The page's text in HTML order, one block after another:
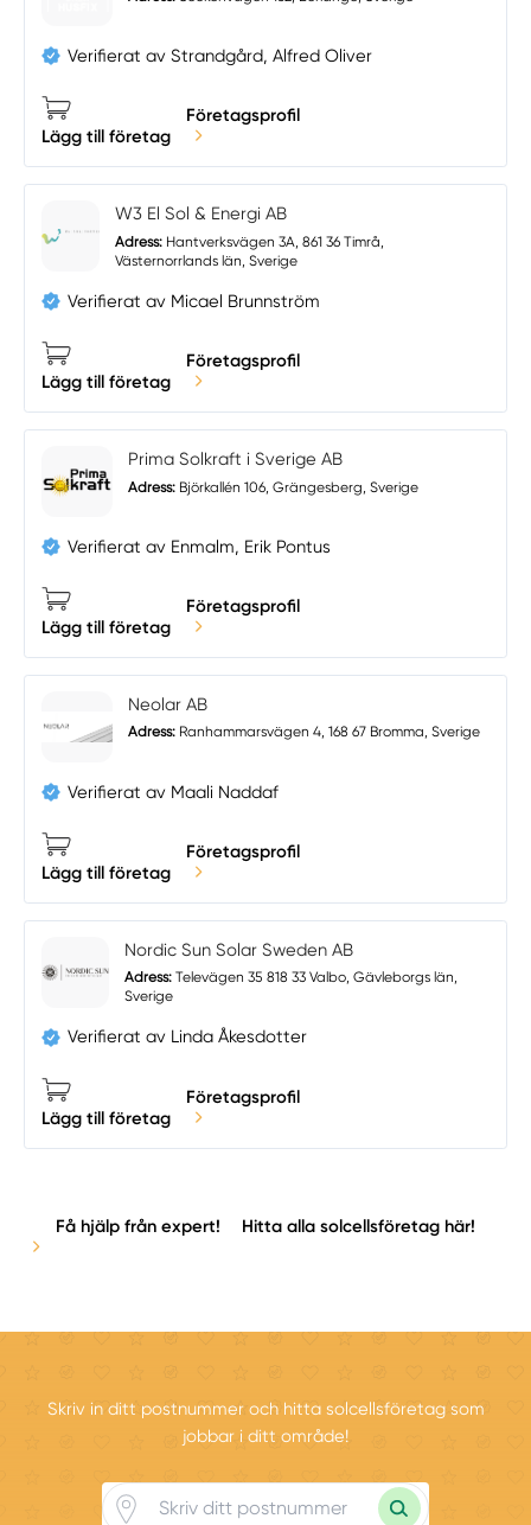
Verifierat av Strandgård, Alfred Oliver
Lägg till företag
Företagsprofil
W3 El Sol & Energi AB
Adress: Hantverksvägen 3A, 861 36 Timrå,
Västernorrlands län, Sverige
Verifierat av Micael Brunnström
Lägg till företag
Företagsprofil
Prima Solkraft i Sverige AB
Adress: Björkallén 106, Grängesberg, Sverige
Verifierat av Enmalm, Erik Pontus
Lägg till företag
Företagsprofil
Neolar AB
Adress: Ranhammarsvägen 4, 168 67 Bromma, Sverige
Verifierat av Maali Naddaf
Lägg till företag
Företagsprofil
Nordic Sun Solar Sweden AB
Adress:Televägen 35 818 33 Valbo, Gävleborgs län,
Sverige
Verifierat av Linda Åkesdotter
Lägg till företag
Företagsprofil
Få hjälp från expert! Hitta alla solcellsföretag här!
Skriv in ditt postnummer och hitta solcellsföretag som
jobbar i ditt område!